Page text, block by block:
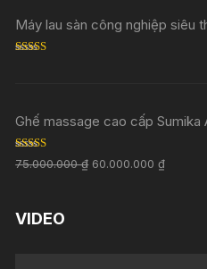
Máy lau sàn công nghiệp siêu
Ghế massage cao cấp Sumika
Rated5.00
out of 5
75.000.000₫ 60.000.000₫
VIDEO